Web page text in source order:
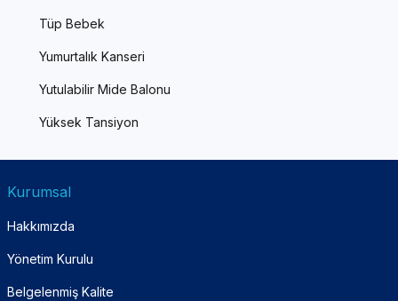
Tüp Bebek
Yumurtalık Kanseri
Yutulabilir Mide Balonu
Yüksek Tansiyon
Kurumsal
Hakkımızda
Yönetim Kurulu
Belgelenmiş Kalite